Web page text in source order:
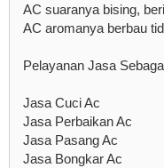
AC suaranya bising,
AC aromanya berbau
Pelayanan Jasa
Jasa Cuci Ac
Jasa Perbaikan Ac
Jasa Pasang Ac
Jasa Bongkar Ac